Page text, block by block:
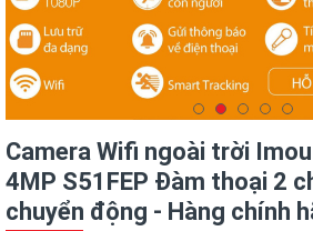
Camera Wifi ngoài trời
4MP S51FEP Đàm thoại 2
chuyển động - Hàng chính